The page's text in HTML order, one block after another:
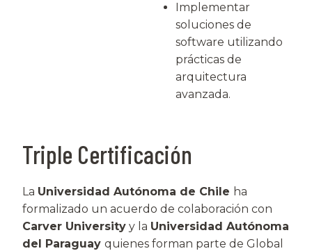
Implementar
soluciones de
software utilizando
prácticas de
arquitectura
avanzada.
Triple Certificación
La Universidad Autónoma de Chile ha
formalizado un acuerdo de colaboración con
Carver University y la Universidad Autónoma
del Paraguay quienes forman parte de Global